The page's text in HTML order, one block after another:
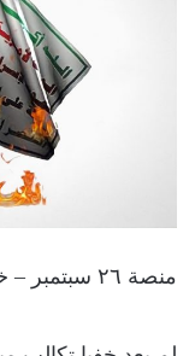
منصة ٢٦ سبتمبر – خاص